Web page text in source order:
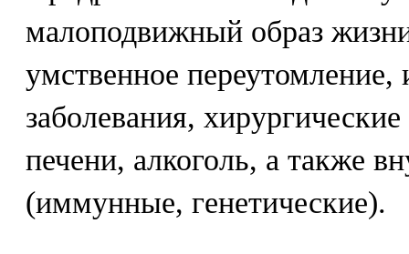
малоподвижный образ
умственное
заболевания,
печени, алкоголь, а также
(иммунные, генетические).